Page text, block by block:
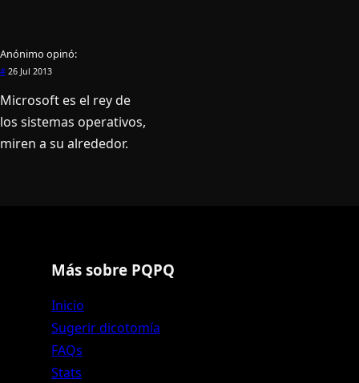
Anónimo opinó:
# 26 Jul 2013
Microsoft es el rey de
los sistemas operativos,
miren a su alrededor.
Más sobre PQPQ
Inicio
Sugerir dicotomía
FAQs
Stats